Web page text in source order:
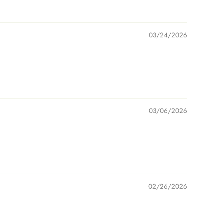
03/24/2026
03/06/2026
02/26/2026